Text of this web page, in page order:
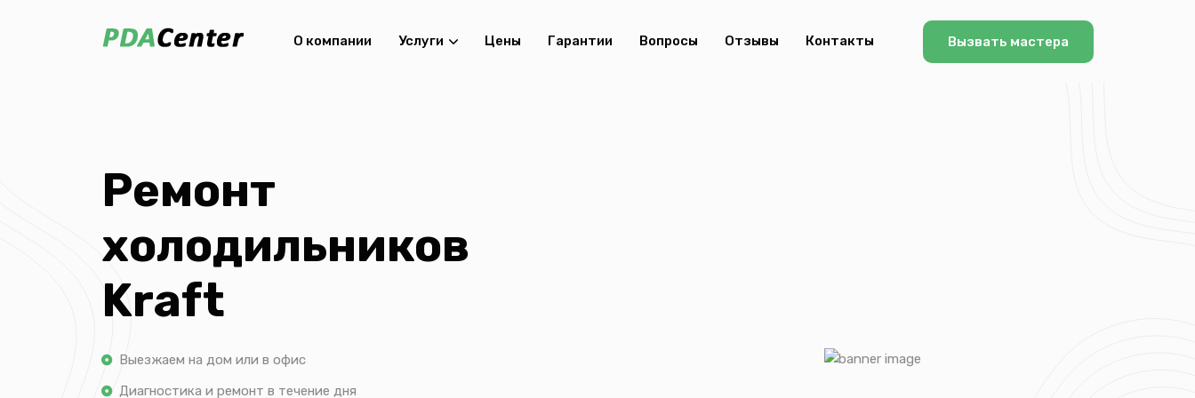
О компании Услуги Цены Гарантии Вопросы Отзывы Контакты Вызвать мастера
Ремонт
холодильников
Kraft
Выезжаем на дом или в офис
Диагностика и ремонт в течение дня